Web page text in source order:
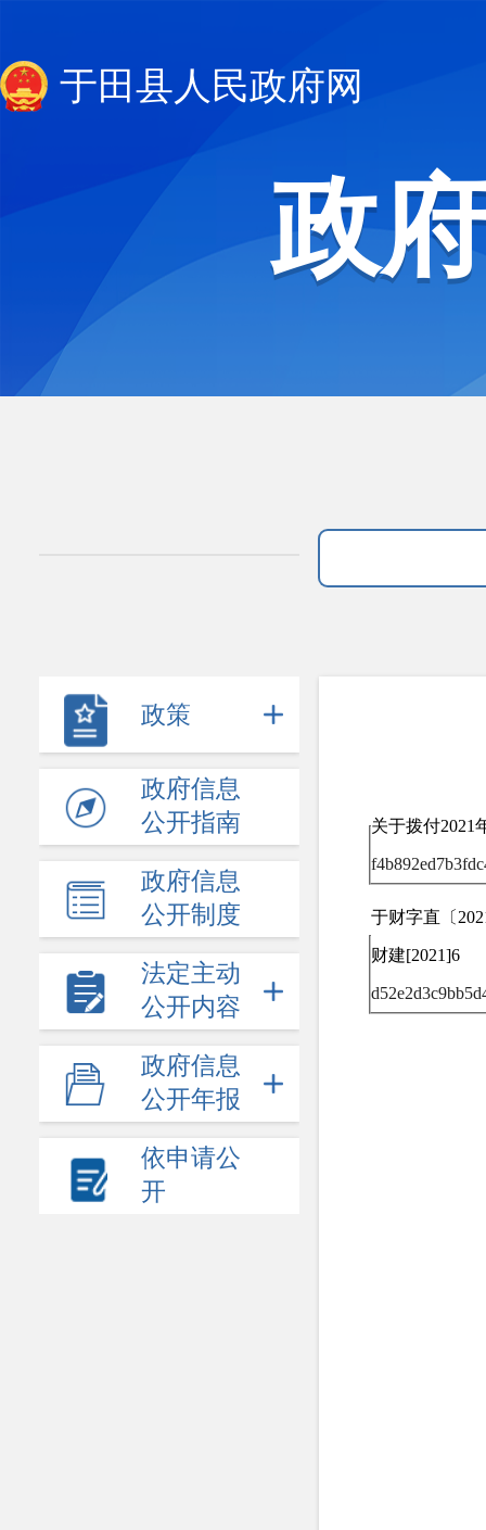
于田县人民政府网
政
政策
政府信息
公开指南
政府信息
公开制度
法定主动
公开内容
政府信息
公开年报
依申请公
开
关于拨付2021
于财字直〔
财建[2021]6